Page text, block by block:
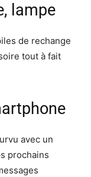
lampe
de rechange
tout à fait
avec un
prochains